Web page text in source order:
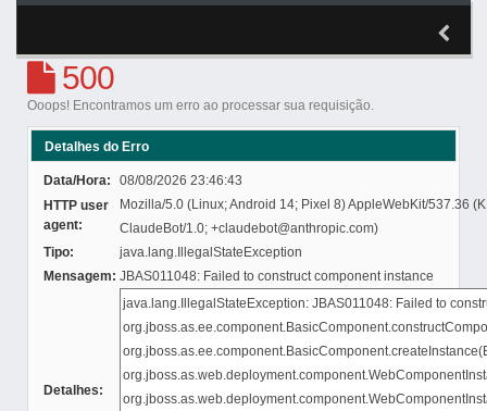
500
Ooops! Encontramos um erro ao processar sua requisição.
Detalhes do Erro
Data/Hora:
08/08/2026 23:46:43
HTTP user
agent:
Mozilla/5.0 (Linux; Android 14; Pixel 8) AppleWebKit/537.36
ClaudeBot/1.0; +claudebot@anthropic.com)
Tipo:
java.lang.IllegalStateException
Mensagem: JBAS011048: Failed to construct component instance
Detalhes: